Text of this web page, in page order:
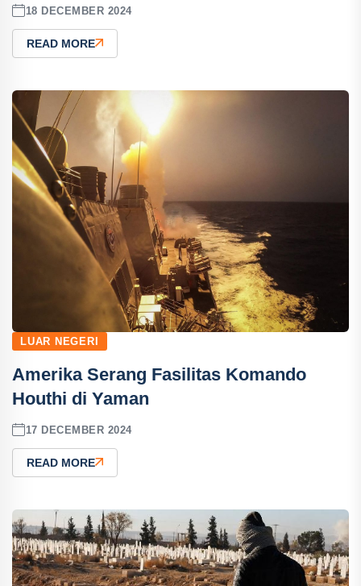
18 DECEMBER 2024
READ MORE
LUAR NEGERI
Amerika Serang Fasilitas Komando
Houthi di Yaman
17 DECEMBER 2024
READ MORE